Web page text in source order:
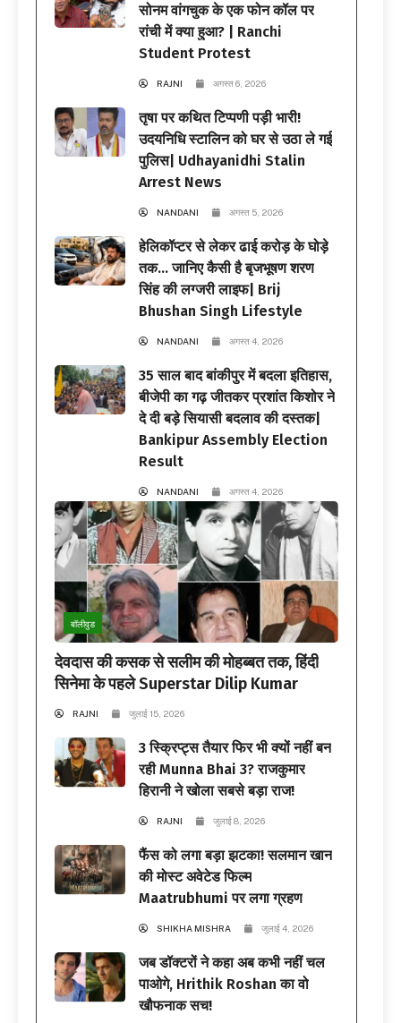
सोनम वांगचुक के एक फोन कॉल पर
रांची में क्या हुआ? | Ranchi
Student Protest
RAJNI अगस्त 6, 2026
तृषा पर कथित टिप्पणी पड़ी भारी!
उदयनिधि स्टालिन को घर से उठा ले गई
पुलिस| Udhayanidhi Stalin
Arrest News
NANDANI अगस्त 5, 2026
हेलिकॉप्टर से लेकर ढाई करोड़ के घोड़े
तक… जानिए कैसी है बृजभूषण शरण
सिंह की लग्जरी लाइफ| Brij
Bhushan Singh Lifestyle
NANDANI अगस्त 4, 2026
35 साल बाद बांकीपुर में बदला इतिहास,
बीजेपी का गढ़ जीतकर प्रशांत किशोर ने
दे दी बड़े सियासी बदलाव की दस्तक|
Bankipur Assembly Election
Result
NANDANI अगस्त 4, 2026
बॉलीवुड
देवदास की कसक से सलीम की मोहब्बत तक, हिंदी
सिनेमा के पहले Superstar Dilip Kumar
RAJNI जुलाई 15, 2026
3 स्क्रिप्ट्स तैयार फिर भी क्यों नहीं बन
रही Munna Bhai 3? राजकुमार
हिरानी ने खोला सबसे बड़ा राज!
RAJNI जुलाई 8, 2026
फैंस को लगा बड़ा झटका! सलमान खान
की मोस्ट अवेटेड फिल्म
Maatrubhumi पर लगा ग्रहण
SHIKHA MISHRA जुलाई 4, 2026
जब डॉक्टरों ने कहा अब कभी नहीं चल
पाओगे, Hrithik Roshan का वो
खौफनाक सच!